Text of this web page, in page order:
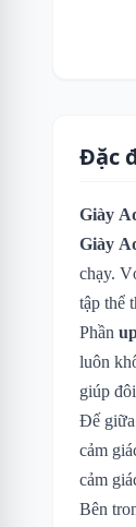
Đặc
Giày
Giày
chạy.
tập thể
Phần
luôn
giúp
Đế
cảm
cảm
Bên